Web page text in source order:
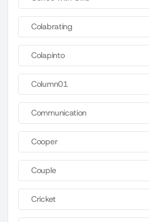
Colabrating
Colapinto
Column01
Communication
Cooper
Couple
Cricket